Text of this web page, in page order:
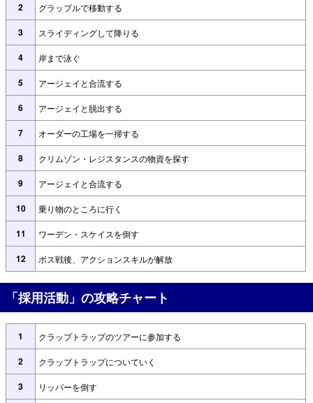
2 グラップルで移動する
3 スライディングして降りる
4 岸まで泳ぐ
5 アージェイと合流する
6 アージェイと脱出する
7 オーダーの工場を一掃する
8 クリムゾン・レジスタンスの物資を探す
9 アージェイと合流する
10 乗り物のところに行く
11 ワーデン・スケイスを倒す
12 ボス戦後、アクションスキルが解放
「採用活動」の攻略チャート
1 クラップトラップのツアーに参加する
2 クラップトラップについていく
3 リッパーを倒す